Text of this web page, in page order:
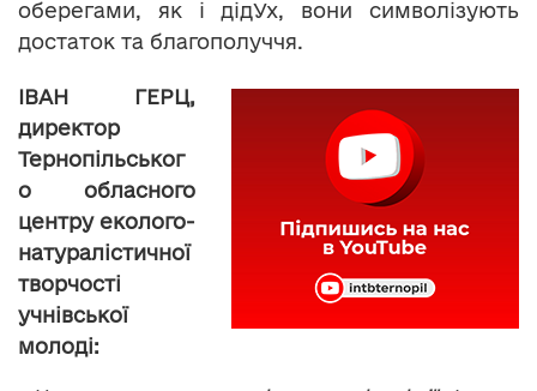
оберегами, як і дідУх, вони символізують
достаток та благополуччя.
ІВАН ГЕРЦ,
директор
Тернопільськог
о обласного
центру еколого-
натуралістичної
творчості
учнівської
молоді: